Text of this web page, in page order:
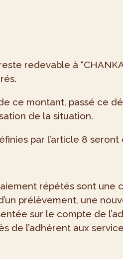
redevable à
ce montant, passé ce
de la situation.
par l’article 8
répétés sont une
prélèvement, une
sur le compte de
de l’adhérent aux